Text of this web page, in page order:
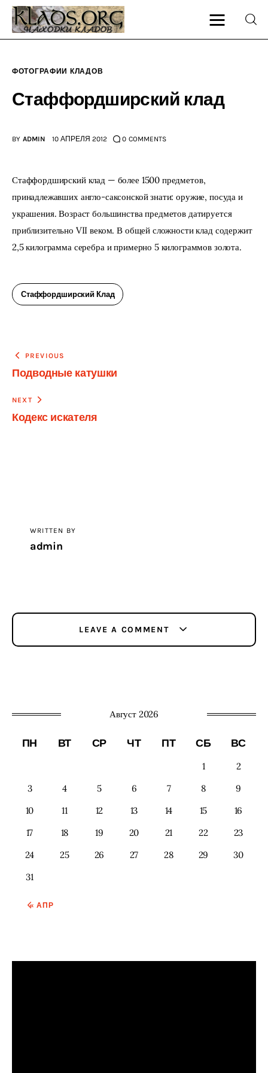
Контакт
ФОТОГРАФИИ КЛАДОВ
Стаффордширский клад
BY ADMIN 10 АПРЕЛЯ 2012 0 COMMENTS
Стаффордширский клад — более 1500 предметов,
принадлежавших англо-саксонской знати: оружие, посуда и
украшения. Возраст большинства предметов датируется
приблизительно VII веком. В общей сложности клад содержит
2,5 килограмма серебра и примерно 5 килограммов золота.
Стаффордширский Клад
Навигация
по
записям
PREVIOUS
Подводные катушки
NEXT
Кодекс искателя
WRITTEN BY
admin
LEAVE A COMMENT
Август 2026
ПН ВТ СР ЧТ ПТ СБ ВС
1
2
3
4 5 6 7 8
9
10
11 12 13 14 15
16
17
18 19 20 21 22
23
24
25 26 27 28 29
30
31
« АПР